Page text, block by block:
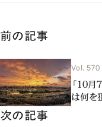
前の記事
Vol. 570
「10月
は何を
次の記事